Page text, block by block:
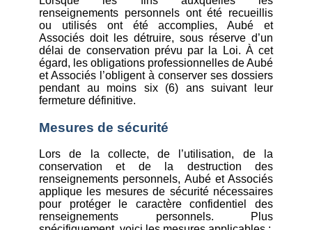
renseignements personnels ont été recueillis
ou utilisés ont été accomplies, Aubé et
Associés doit les détruire, sous réserve d’un
délai de conservation prévu par la Loi. À cet
égard, les obligations professionnelles de Aubé
et Associés l’obligent à conserver ses dossiers
pendant au moins six (6) ans suivant leur
fermeture définitive.
Mesures de sécurité
Lors de la collecte, de l’utilisation, de la
conservation et de la destruction des
renseignements personnels, Aubé et Associés
applique les mesures de sécurité nécessaires
pour protéger le caractère confidentiel des
renseignements personnels. Plus